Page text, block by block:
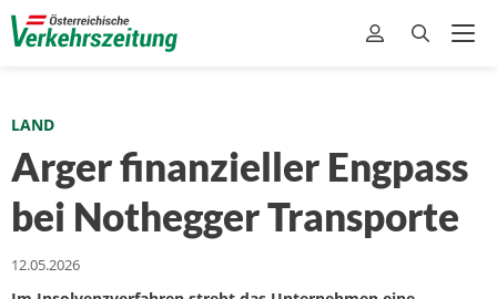
LAND
Arger finanzieller Engpass
bei Nothegger Transporte
12.05.2026